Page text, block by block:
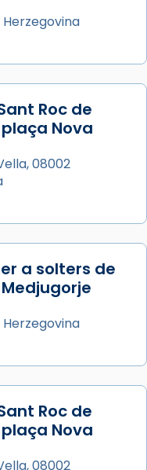
sant Cugat, a
la tradició
a Júlia”) i
=
I l’any 1667, el
en una obra
Iluro.
Herzegovina
Roc de
Nova
08002
a solters de
Herzegovina
Roc de
Nova
08002